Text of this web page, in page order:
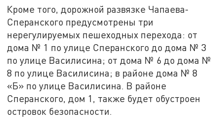
Кроме того, дорожной развязке Чапаева-
Сперанского предусмотрены три
нерегулируемых пешеходных перехода: от
дома № 1 по улице Сперанского до дома № 3
по улице Василисина; от дома № 6 до дома №
8 по улице Василисина; в районе дома № 8
«Б» по улице Василисина. В районе
Сперанского, дом 1, также будет обустроен
островок безопасности.